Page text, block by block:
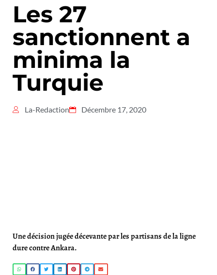
Les 27
sanctionnent a
minima la
Turquie
La-Redaction Décembre 17, 2020
Une décision jugée décevante par les partisans de la ligne
dure contre Ankara.